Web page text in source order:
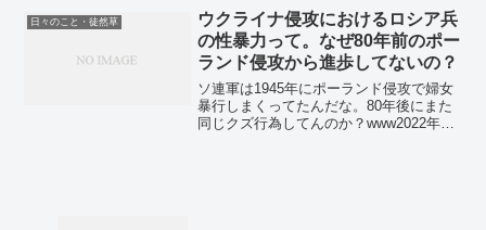
コメントとかで炎上しまくってたな。そ
して、テレビ局や出...
日々のこと・徒然草
ウクライナ侵攻におけるロシア兵
の性暴力って。なぜ80年前のポー
ランド侵攻から進歩してないの？
ソ連軍は1945年にポーランド侵攻で婦女
暴行しまくってたんだな。80年後にまた
同じクズ行為してんのか？www2022年4